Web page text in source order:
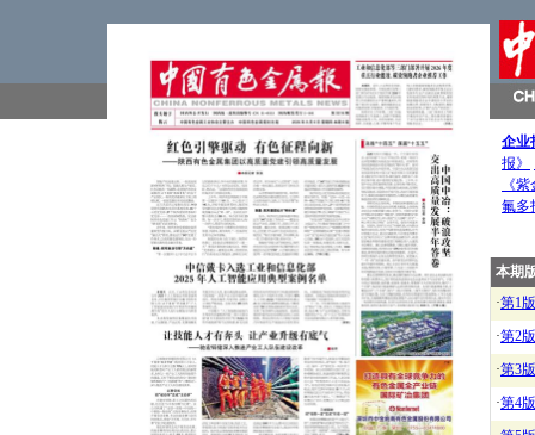
企业
报》
《
氟多
本期
·第1版
·第2版
·第3版
·第4版